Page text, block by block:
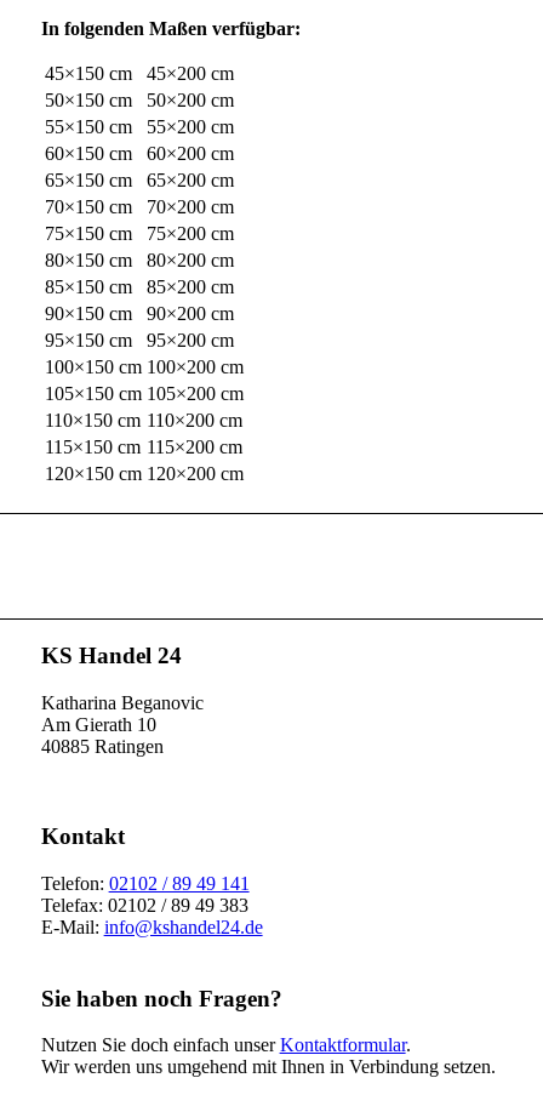
In folgenden Maßen verfügbar:
45×150 cm
45×200 cm
50×150 cm
50×200 cm
55×150 cm
55×200 cm
60×150 cm
60×200 cm
65×150 cm
65×200 cm
70×150 cm
70×200 cm
75×150 cm
75×200 cm
80×150 cm
80×200 cm
85×150 cm
85×200 cm
90×150 cm
90×200 cm
95×150 cm
95×200 cm
100×150 cm 100×200 cm
105×150 cm 105×200 cm
110×150 cm 110×200 cm
115×150 cm 115×200 cm
120×150 cm 120×200 cm
KS Handel 24
Katharina Beganovic
Am Gierath 10
40885 Ratingen
Kontakt
Telefon: 02102 / 89 49 141
Telefax: 02102 / 89 49 383
E-Mail: info@kshandel24.de
Sie haben noch Fragen?
Nutzen Sie doch einfach unserKontaktformular.
Wir werden uns umgehend mit Ihnen in Verbindung setzen.